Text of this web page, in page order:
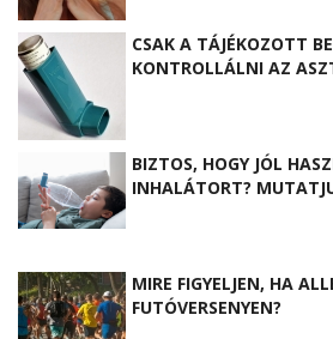
CSAK A TÁJÉKOZOTT
KONTROLLÁLNI AZ
BIZTOS, HOGY JÓL
INHALÁTORT?
MIRE FIGYELJEN, HA
FUTÓVERSENYEN?